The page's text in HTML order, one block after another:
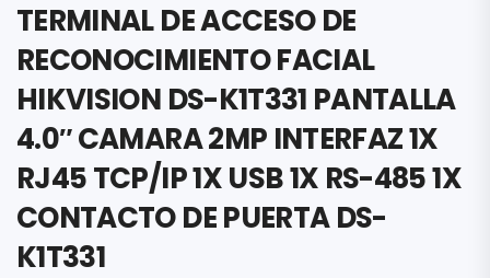
TERMINAL DE ACCESO DE
RECONOCIMIENTO FACIAL
HIKVISION DS-K1T331 PANTALLA
4.0″ CAMARA 2MP INTERFAZ 1X
RJ45 TCP/IP 1X USB 1X RS-485 1X
CONTACTO DE PUERTA DS-
K1T331